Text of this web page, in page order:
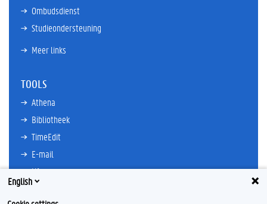
Ombudsdienst
Studieondersteuning
Meer links
TOOLS
Athena
Bibliotheek
TimeEdit
E-mail
Ufora
Oasis
English